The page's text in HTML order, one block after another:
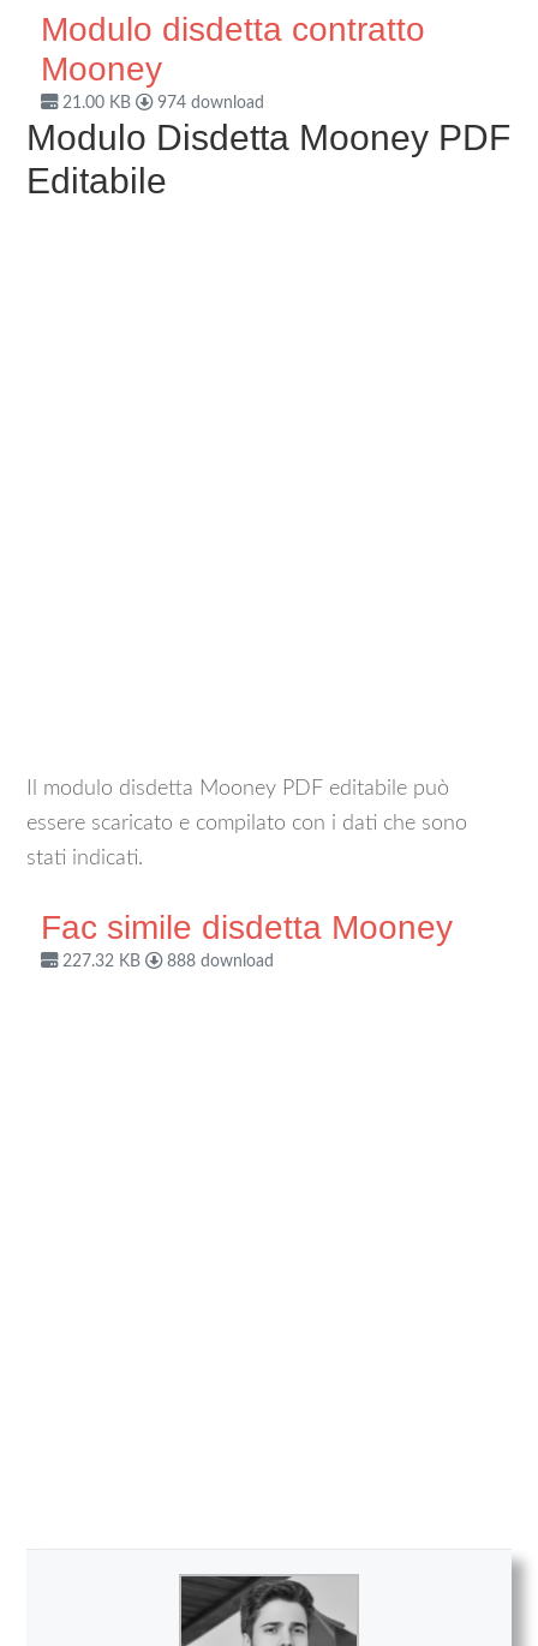
Modulo disdetta contratto
Mooney
21.00 KB 974 download
Modulo Disdetta Mooney PDF
Editabile
Il modulo disdetta Mooney PDF editabile può
essere scaricato e compilato con i dati che sono
stati indicati.
Fac simile disdetta Mooney
227.32 KB 888 download